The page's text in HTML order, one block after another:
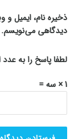
ذخیره نام، ایمیل و
دیدگاهی می‌نویسم.
لطفا پاسخ را به
1 × سه =